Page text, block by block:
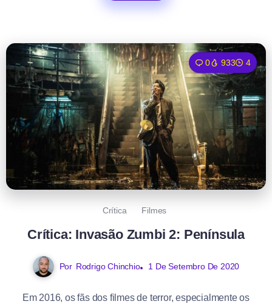
0 933 4
Crítica Filmes
Crítica: Invasão Zumbi 2: Península
Por Rodrigo Chinchio 1 De Setembro De 2020
Em 2016, os fãs dos filmes de terror, especialmente os